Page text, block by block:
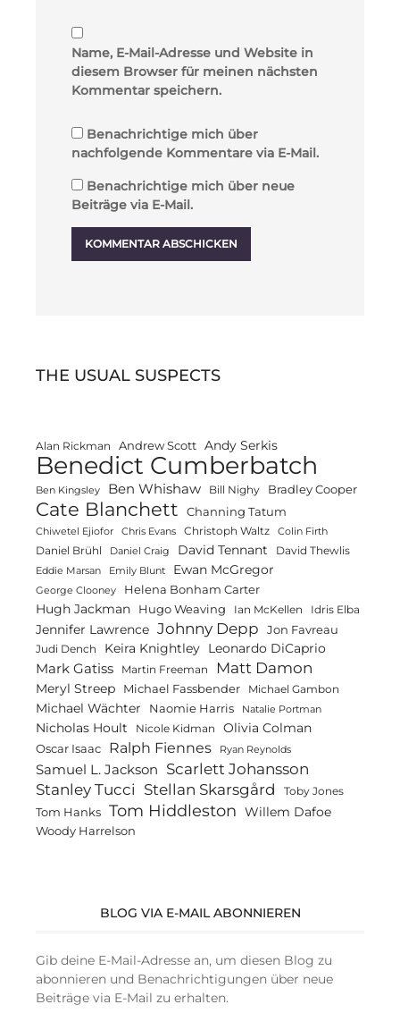
Name, E-Mail-Adresse und Website in
diesem Browser für meinen nächsten
Kommentar speichern.
Benachrichtige mich über
nachfolgende Kommentare via E-Mail.
Benachrichtige mich über neue
Beiträge via E-Mail.
THE USUAL SUSPECTS
Alan Rickman Andrew Scott Andy Serkis
Benedict Cumberbatch
Ben Kingsley Ben Whishaw Bill Nighy Bradley Cooper
Cate Blanchett Channing Tatum
Chiwetel Ejiofor Chris Evans Christoph Waltz Colin Firth
Daniel Brühl Daniel Craig David Tennant David Thewlis
Eddie Marsan Emily Blunt Ewan McGregor
George Clooney Helena Bonham Carter
Hugh Jackman Hugo Weaving Ian McKellen Idris Elba
Jennifer Lawrence Johnny Depp Jon Favreau
Judi Dench Keira Knightley Leonardo DiCaprio
Mark Gatiss Martin Freeman Matt Damon
Meryl Streep Michael Fassbender Michael Gambon
Michael Wächter Naomie Harris Natalie Portman
Nicholas Hoult Nicole Kidman Olivia Colman
Oscar Isaac Ralph Fiennes Ryan Reynolds
Samuel L. Jackson Scarlett Johansson
Stanley Tucci Stellan Skarsgård Toby Jones
Tom Hanks Tom Hiddleston Willem Dafoe
Woody Harrelson
BLOG VIA E-MAIL ABONNIEREN
Gib deine E-Mail-Adresse an, um diesen Blog zu
abonnieren und Benachrichtigungen über neue
Beiträge via E-Mail zu erhalten.